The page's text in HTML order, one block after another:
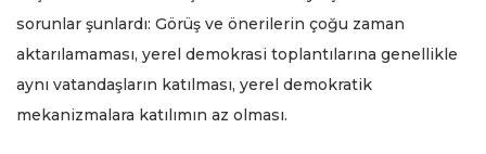
sorunlar şunlardı: Görüş ve önerilerin çoğu zaman
aktarılamaması, yerel demokrasi toplantılarına genellikle
aynı vatandaşların katılması, yerel demokratik
mekanizmalara katılımın az olması.